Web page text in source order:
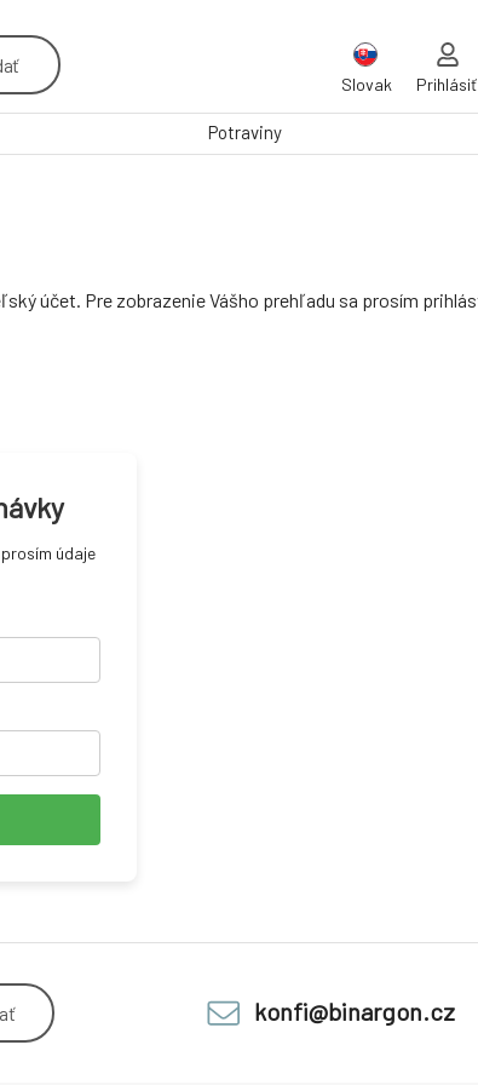
Slovak Prihlásiť
Potraviny
účet. Pre zobrazenie Vášho prehľadu sa prosím
údaje
konfi@binargon.cz